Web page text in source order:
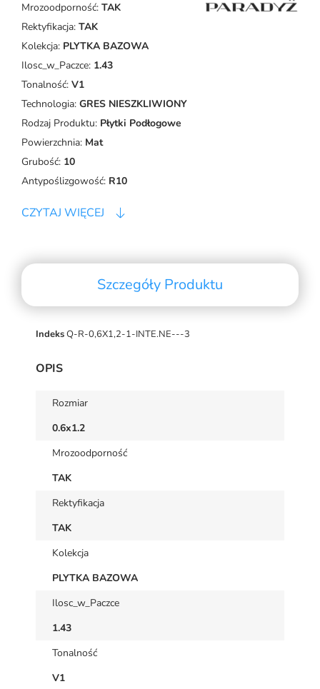
Mrozoodporność: TAK
Rektyfikacja: TAK
Kolekcja: PLYTKA BAZOWA
Ilosc_w_Paczce: 1.43
Tonalność: V1
Technologia: GRES NIESZKLIWIONY
Rodzaj Produktu: Płytki Podłogowe
Powierzchnia: Mat
Grubość: 10
Antypoślizgowość: R10
CZYTAJ WIĘCEJ
Szczegóły Produktu
IndeksQ-R-0,6X1,2-1-INTE.NE---3
OPIS
Rozmiar
0.6x1.2
Mrozoodporność
TAK
Rektyfikacja
TAK
Kolekcja
PLYTKA BAZOWA
Ilosc_w_Paczce
1.43
Tonalność
V1